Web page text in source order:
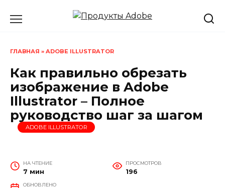
ГЛАВНАЯ » ADOBE ILLUSTRATOR
Как правильно обрезать
изображение в Adobe
Illustrator – Полное
руководство шаг за шагом
ADOBE ILLUSTRATOR
НА ЧТЕНИЕ
7 мин
ПРОСМОТРОВ
196
ОБНОВЛЕНО